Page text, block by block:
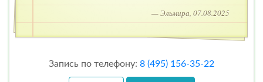
— Эльмира, 07.08.2025
Запись по телефону: 8 (495) 156-35-22